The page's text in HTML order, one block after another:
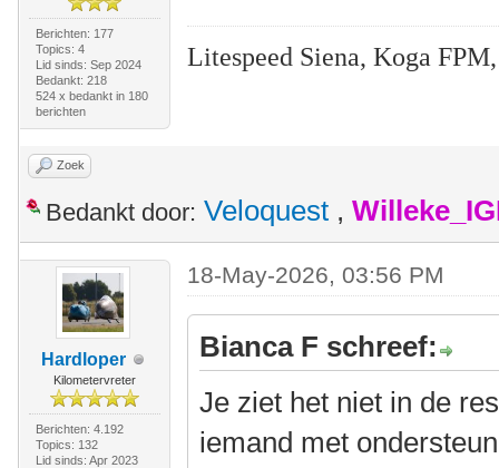
Berichten: 177
Topics: 4
Lid sinds: Sep 2024
Bedankt: 218
524 x bedankt in 180
berichten
Litespeed Siena, Koga
Zoek
Bedankt door: Veloquest ,
Hardloper
Kilometervreter
Berichten: 4.192
Topics: 132
Lid sinds: Apr 2023
18-May-2026, 03:56 PM
Bianca F schreef:
Je ziet het niet in de
iemand met